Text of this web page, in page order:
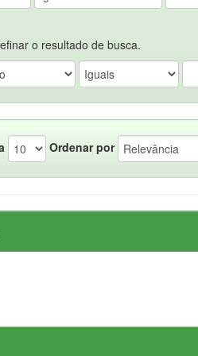
o resultado de busca.
Ordenar por